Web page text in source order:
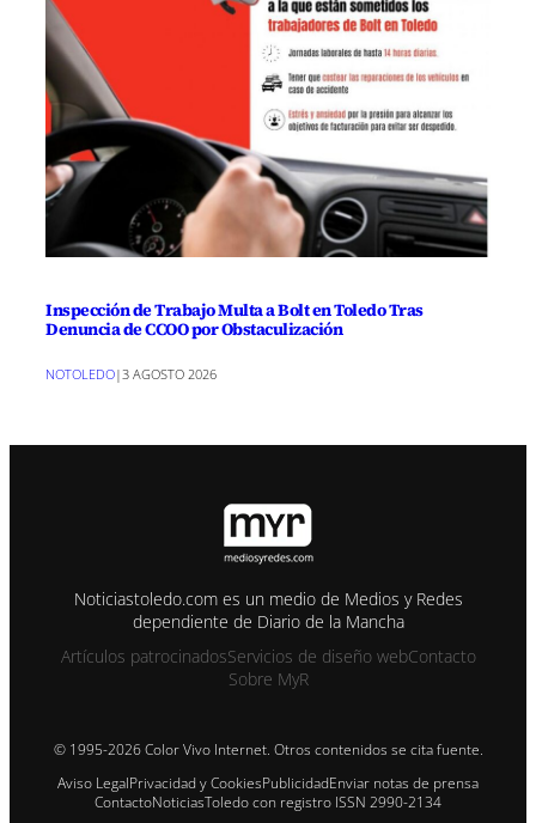
Inspección de Trabajo Multa a Bolt en Toledo Tras
Denuncia de CCOO por Obstaculización
NOTOLEDO|3 AGOSTO 2026
Noticiastoledo.com es un medio de Medios y Redes
dependiente de Diario de la Mancha
Artículos patrocinadosServicios de diseño webContacto
Sobre MyR
© 1995-2026 Color Vivo Internet. Otros contenidos se cita fuente.
Aviso LegalPrivacidad y CookiesPublicidadEnviar notas de prensa
ContactoNoticiasToledo con registro ISSN 2990-2134